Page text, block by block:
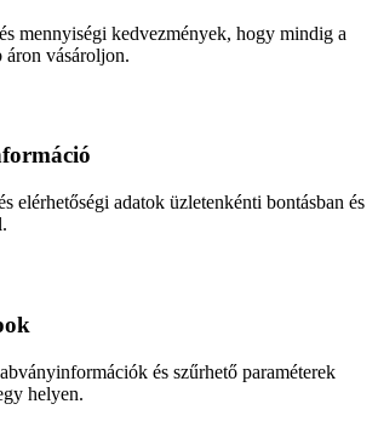
mennyiségi kedvezmények, hogy mindig a
áron vásároljon.
elérhetőségi adatok üzletenkénti bontásban és
és szűrhető paraméterek
helyen.